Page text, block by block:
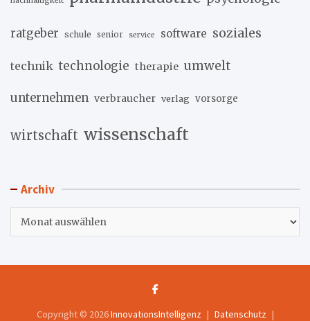
ratgeber schule senior service software soziales
technik technologie therapie umwelt
unternehmen verbraucher verlag vorsorge
wirtschaft wissenschaft
Archiv
Copyright © 2026InnovationsIntelligenz
Datenschutz